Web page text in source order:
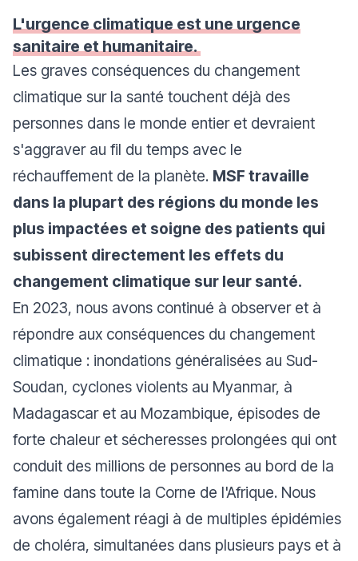
L'urgence climatique est une urgence
sanitaire et humanitaire.
Les graves conséquences du changement
climatique sur la santé touchent déjà des
personnes dans le monde entier et devraient
s'aggraver au fil du temps avec le
réchauffement de la planète. MSF travaille
dans la plupart des régions du monde les
plus impactées et soigne des patients qui
subissent directement les effets du
changement climatique sur leur santé.
En 2023, nous avons continué à observer et à
répondre aux conséquences du changement
climatique : inondations généralisées au Sud-
Soudan, cyclones violents au Myanmar, à
Madagascar et au Mozambique, épisodes de
forte chaleur et sécheresses prolongées qui ont
conduit des millions de personnes au bord de la
famine dans toute la Corne de l'Afrique. Nous
avons également réagi à de multiples épidémies
de choléra, simultanées dans plusieurs pays et à